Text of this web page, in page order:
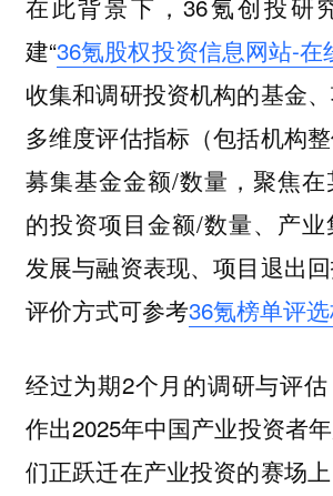
在此背景下，36氪创投研
建“36氪股权投资信息网站-在
收集和调研投资机构的基金
多维度评估指标（包括机构整
募集基金金额/数量，聚焦
的投资项目金额/数量、产业
发展与融资表现、项目退出
评价方式可参考36氪榜单评
经过为期2个月的调研与评
作出2025年中国产业投资者
们正跃迁在产业投资的赛场